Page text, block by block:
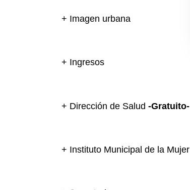
+ Imagen urbana
+ Ingresos
+ Dirección de Salud -Gratuito-
+ Instituto Municipal de la Mujer